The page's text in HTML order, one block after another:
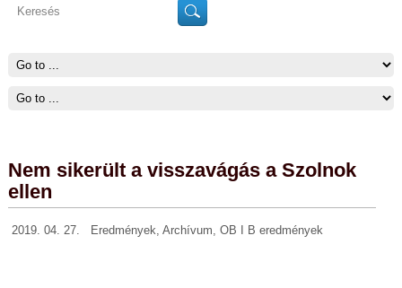
Nem sikerült a visszavágás a Szolnok
ellen
2019. 04. 27. Eredmények, Archívum, OB I B eredmények